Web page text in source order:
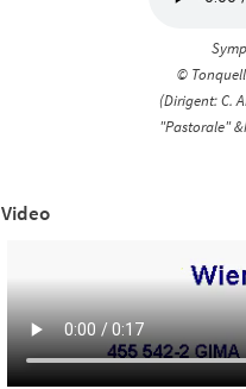
©
(Dirigent: C.
"Pastorale"
Video